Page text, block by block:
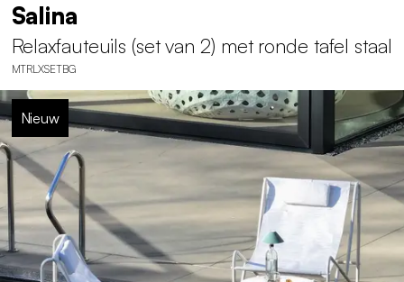
Salina
Relaxfauteuils (set van 2) met ronde tafel staal
MTRLXSETBG
Nieuw